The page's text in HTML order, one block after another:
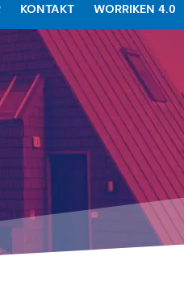
KONTAKT WORRIKEN 4.0